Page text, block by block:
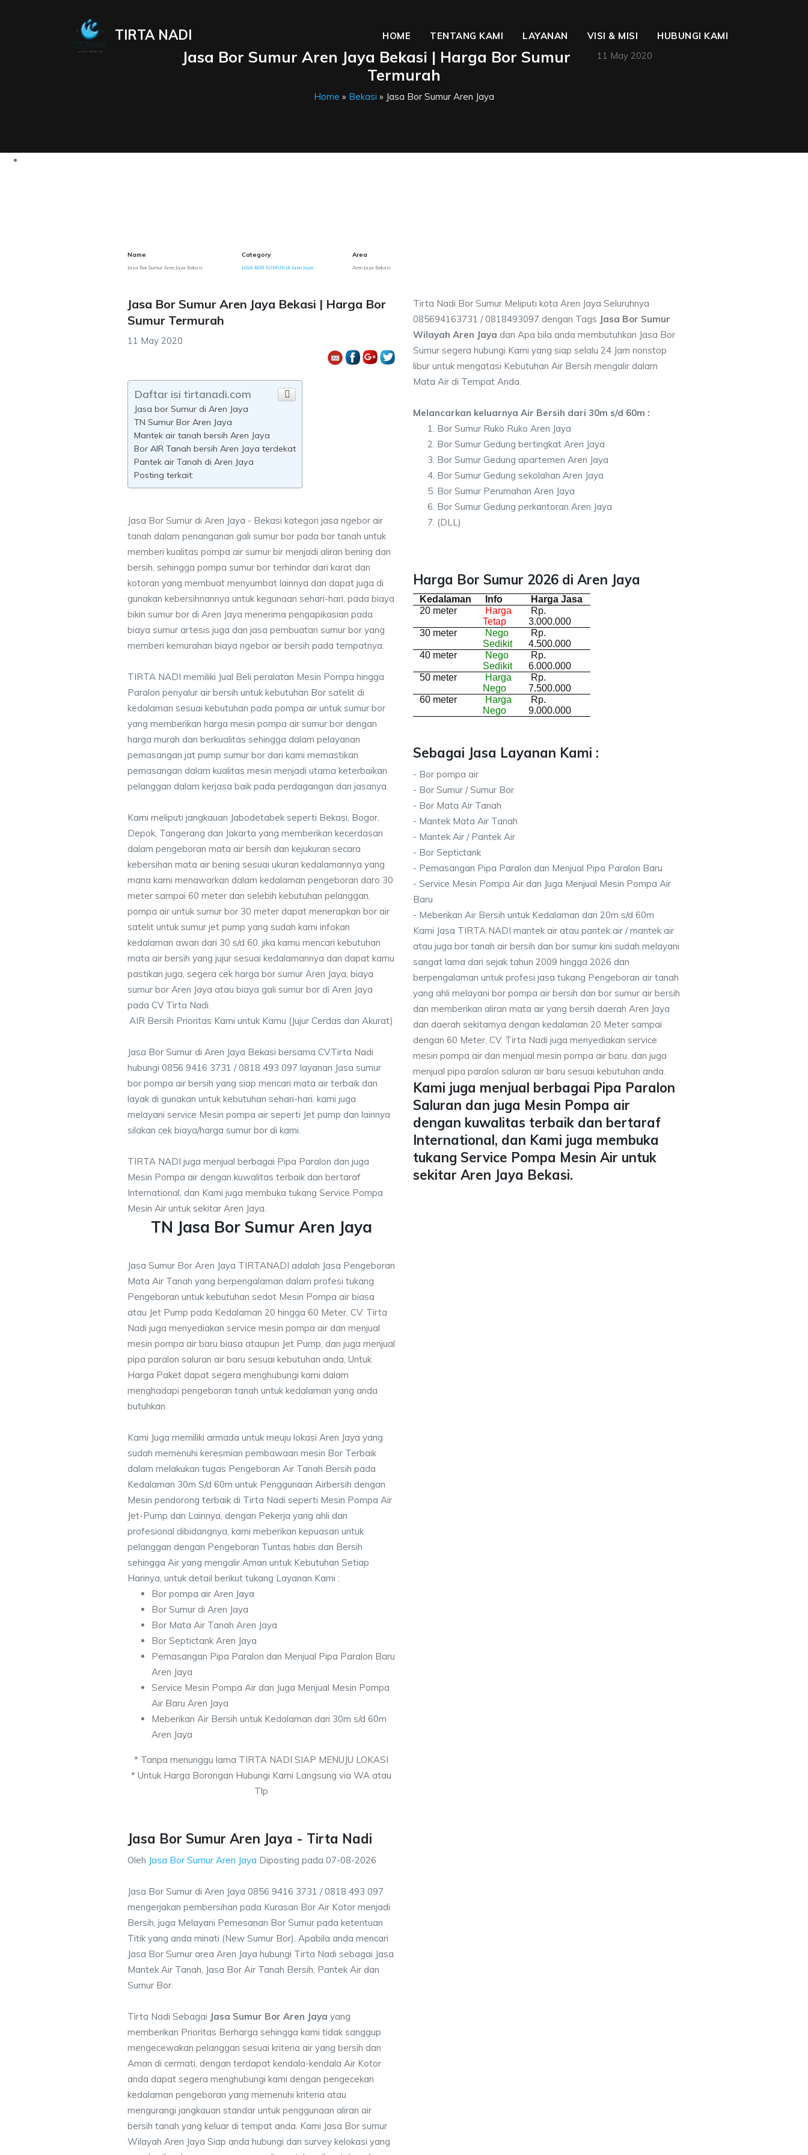
TIRTA NADI HOME TENTANG KAMI LAYANAN VISI & MISI
HUBUNGI KAMI
11 May 2020
Jasa Bor Sumur Aren Jaya Bekasi | Harga Bor Sumur
Termurah
Home » Bekasi » Jasa Bor Sumur Aren Jaya
Name
Jasa Bor Sumur Aren Jaya Bekasi
Category
JASA BOR SUMUR di Aren Jaya
Area
Aren Jaya Bekasi
Jasa Bor Sumur Aren Jaya Bekasi | Harga Bor
Sumur Termurah
11 May 2020
Daftar isi tirtanadi.com
Jasa bor Sumur di Aren Jaya
TN Sumur Bor Aren Jaya
Mantek air tanah bersih Aren Jaya
Bor AIR Tanah bersih Aren Jaya terdekat
Pantek air Tanah di Aren Jaya
Posting terkait:
Jasa Bor Sumur di Aren Jaya - Bekasi kategori jasa ngebor air
tanah dalam penanganan gali sumur bor pada bor tanah untuk
memberi kualitas pompa air sumur bir menjadi aliran bening dan
bersih, sehingga pompa sumur bor terhindar dari karat dan
kotoran yang membuat menyumbat lainnya dan dapat juga di
gunakan kebersihnannya untuk kegunaan sehari-hari, pada biaya
bikin sumur bor di Aren Jaya menerima pengapikasian pada
biaya sumur artesis juga dan jasa pembuatan sumur bor yang
memberi kemurahan biaya ngebor air bersih pada tempatnya.
TIRTA NADI memiliki Jual Beli peralatan Mesin Pompa hingga
Paralon penyalur air bersih untuk kebutuhan Bor satelit di
kedalaman sesuai kebutuhan pada pompa air untuk sumur bor
yang memberikan harga mesin pompa air sumur bor dengan
harga murah dan berkualitas sehingga dalam pelayanan
pemasangan jat pump sumur bor dari kami memastikan
pemasangan dalam kualitas mesin menjadi utama keterbaikan
pelanggan dalam kerjasa baik pada perdagangan dan jasanya.
Kami meliputi jangkauan Jabodetabek seperti Bekasi, Bogor,
Depok, Tangerang dan Jakarta yang memberikan kecerdasan
dalam pengeboran mata air bersih dan kejukuran secara
kebersihan mata air bening sesuai ukuran kedalamannya yang
mana kami menawarkan dalam kedalaman pengeboran daro 30
meter sampai 60 meter dan selebih kebutuhan pelanggan,
pompa air untuk sumur bor 30 meter dapat menerapkan bor air
satelit untuk sumur jet pump yang sudah kami infokan
kedalaman awan dari 30 s/d 60. jika kamu mencari kebutuhan
mata air bersih yang jujur sesuai kedalamannya dan dapat kamu
pastikan juga, segera cek harga bor sumur Aren Jaya, biaya
sumur bor Aren Jaya atau biaya gali sumur bor di Aren Jaya
pada CV Tirta Nadi.
AIR Bersih Prioritas Kami untuk Kamu (Jujur Cerdas dan Akurat)
Jasa Bor Sumur di Aren Jaya Bekasi bersama CV.Tirta Nadi
hubungi 0856 9416 3731 / 0818 493 097 layanan Jasa sumur
bor pompa air bersih yang siap mencari mata air terbaik dan
layak di gunakan untuk kebutuhan sehari-hari. kami juga
melayani service Mesin pompa air seperti Jet pump dan lainnya
silakan cek biaya/harga sumur bor di kami.
TIRTA NADI juga menjual berbagai Pipa Paralon dan juga
Mesin Pompa air dengan kuwalitas terbaik dan bertaraf
International, dan Kami juga membuka tukang Service Pompa
Mesin Air untuk sekitar Aren Jaya.
TN Jasa Bor Sumur Aren Jaya
Jasa Sumur Bor Aren Jaya TIRTANADI adalah Jasa Pengeboran
Mata Air Tanah yang berpengalaman dalam profesi tukang
Pengeboran untuk kebutuhan sedot Mesin Pompa air biasa
atau Jet Pump pada Kedalaman 20 hingga 60 Meter, CV. Tirta
Nadi juga menyediakan service mesin pompa air dan menjual
mesin pompa air baru biasa ataupun Jet Pump, dan juga menjual
pipa paralon saluran air baru sesuai kebutuhan anda, Untuk
Harga Paket dapat segera menghubungi kami dalam
menghadapi pengeboran tanah untuk kedalaman yang anda
butuhkan.
Kami Juga memiliki armada untuk meuju lokasi Aren Jaya yang
sudah memenuhi keresmian pembawaan mesin Bor Terbaik
dalam melakukan tugas Pengeboran Air Tanah Bersih pada
Kedalaman 30m S/d 60m untuk Penggunaan Airbersih dengan
Mesin pendorong terbaik di Tirta Nadi seperti Mesin Pompa Air
Jet-Pump dan Lainnya, dengan Pekerja yang ahli dan
profesional dibidangnya, kami meberikan kepuasan untuk
pelanggan dengan Pengeboran Tuntas habis dan Bersih
sehingga Air yang mengalir Aman untuk Kebutuhan Setiap
Harinya, untuk detail berikut tukang Layanan Kami :
Bor pompa air Aren Jaya
Bor Sumur di Aren Jaya
Bor Mata Air Tanah Aren Jaya
Bor Septictank Aren Jaya
Pemasangan Pipa Paralon dan Menjual Pipa Paralon Baru
Aren Jaya
Service Mesin Pompa Air dan Juga Menjual Mesin Pompa
Air Baru Aren Jaya
Meberikan Air Bersih untuk Kedalaman dari 30m s/d 60m
Aren Jaya
* Tanpa menunggu lama TIRTA NADI SIAP MENUJU LOKASI
* Untuk Harga Borongan Hubungi Kami Langsung via WA atau
Tlp
Tirta Nadi Bor Sumur Meliputi kota Aren Jaya Seluruhnya
085694163731 / 0818493097 dengan Tags Jasa Bor Sumur
Wilayah Aren Jaya dan Apa bila anda membutuhkan Jasa Bor
Sumur segera hubungi Kami yang siap selalu 24 Jam nonstop
libur untuk mengatasi Kebutuhan Air Bersih mengalir dalam
Mata Air di Tempat Anda.
Melancarkan keluarnya Air Bersih dari 30m s/d 60m :
Bor Sumur Ruko Ruko Aren Jaya
Bor Sumur Gedung bertingkat Aren Jaya
Bor Sumur Gedung apartemen Aren Jaya
Bor Sumur Gedung sekolahan Aren Jaya
Bor Sumur Perumahan Aren Jaya
Bor Sumur Gedung perkantoran Aren Jaya
(DLL)
Harga Bor Sumur 2026 di Aren Jaya
Kedalaman Info
Harga Jasa
20 meter
Harga
Tetap
Rp.
3.000.000
30 meter
Nego
Sedikit
Rp.
4.500.000
40 meter
Nego
Sedikit
Rp.
6.000.000
50 meter
Harga
Nego
Rp.
7.500.000
60 meter
Harga
Nego
Rp.
9.000.000
Sebagai Jasa Layanan Kami :
- Bor pompa air
- Bor Sumur / Sumur Bor
- Bor Mata Air Tanah
- Mantek Mata Air Tanah
- Mantek Air / Pantek Air
- Bor Septictank
- Pemasangan Pipa Paralon dan Menjual Pipa Paralon Baru
- Service Mesin Pompa Air dan Juga Menjual Mesin Pompa Air
Baru
- Meberikan Air Bersih untuk Kedalaman dari 20m s/d 60m
Kami Jasa TIRTA NADI mantek air atau pantek air / mantek air
atau juga bor tanah air bersih dan bor sumur kini sudah melayani
sangat lama dari sejak tahun 2009 hingga 2026 dan
berpengalaman untuk profesi jasa tukang Pengeboran air tanah
yang ahli melayani bor pompa air bersih dan bor sumur air bersih
dan memberikan aliran mata air yang bersih daerah Aren Jaya
dan daerah sekitarnya dengan kedalaman 20 Meter sampai
dengan 60 Meter, CV. Tirta Nadi juga menyediakan service
mesin pompa air dan menjual mesin pompa air baru, dan juga
menjual pipa paralon saluran air baru sesuai kebutuhan anda.
Kami juga menjual berbagai Pipa Paralon
Saluran dan juga Mesin Pompa air
dengan kuwalitas terbaik dan bertaraf
International, dan Kami juga membuka
tukang Service Pompa Mesin Air untuk
sekitar Aren Jaya Bekasi.
Jasa Bor Sumur Aren Jaya - Tirta Nadi
Oleh Jasa Bor Sumur Aren Jaya Diposting pada 07-08-2026
Jasa Bor Sumur di Aren Jaya 0856 9416 3731 / 0818 493 097
mengerjakan pembersihan pada Kurasan Bor Air Kotor menjadi
Bersih, juga Melayani Pemesanan Bor Sumur pada ketentuan
Titik yang anda minati (New Sumur Bor), Apabila anda mencari
Jasa Bor Sumur area Aren Jaya hubungi Tirta Nadi sebagai Jasa
Mantek Air Tanah, Jasa Bor Air Tanah Bersih, Pantek Air dan
Sumur Bor.
Tirta Nadi Sebagai Jasa Sumur Bor Aren Jaya yang
memberikan Prioritas Berharga sehingga kami tidak sanggup
mengecewakan pelanggan sesuai kriteria air yang bersih dan
Aman di cermati, dengan terdapat kendala-kendala Air Kotor
anda dapat segera menghubungi kami dengan pengecekan
kedalaman pengeboran yang memenuhi kriteria atau
mengurangi jangkauan standar untuk penggunaan aliran air
bersih tanah yang keluar di tempat anda. Kami Jasa Bor sumur
Wilayah Aren Jaya Siap anda hubungi dan survey kelokasi yang